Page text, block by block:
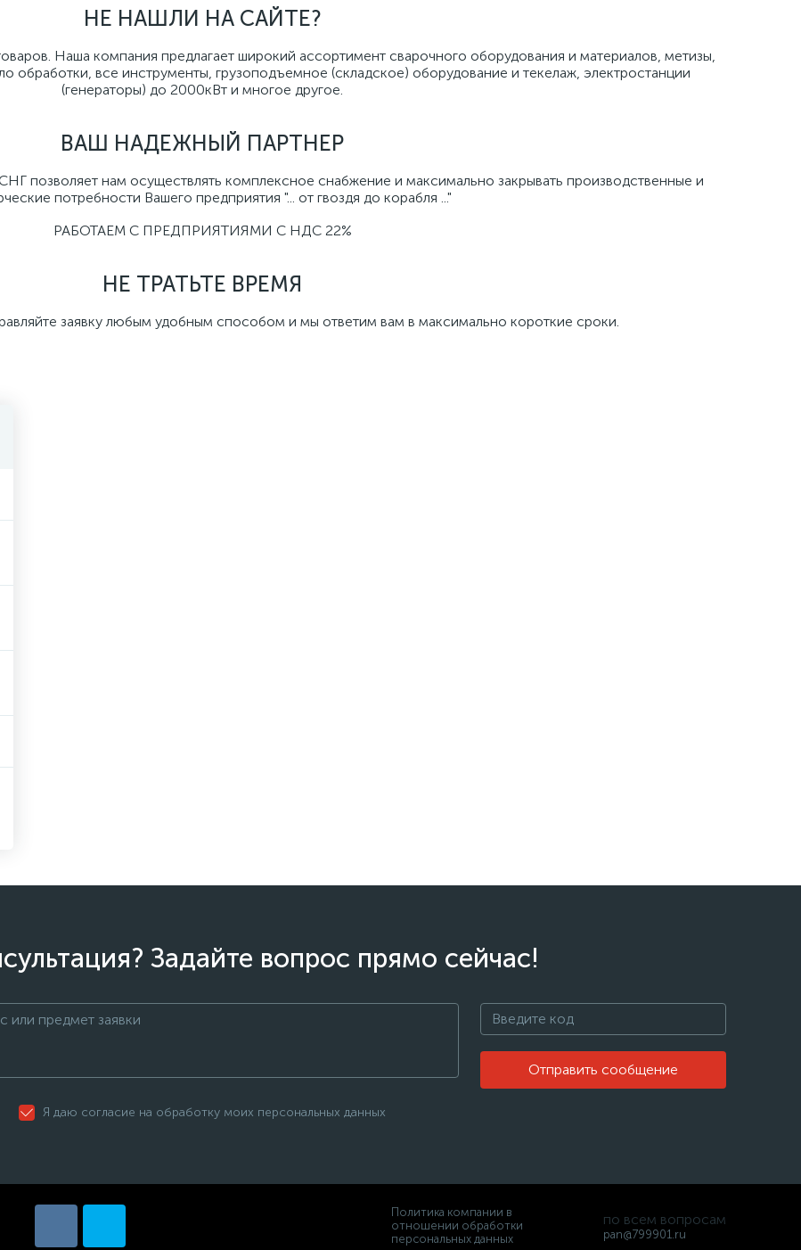
НЕ НАШЛИ НА САЙТЕ?
Наша компания предлагает широкий ассортимент сварочного оборудования и материалов, метизы,
обработки, все инструменты, грузоподъемное (складское) оборудование и текелаж, электростанции
(генераторы) до 2000кВт и многое другое.
ВАШ НАДЕЖНЫЙ ПАРТНЕР
позволяет нам осуществлять комплексное снабжение и максимально закрывать производственные и
потребности Вашего предприятия "... от гвоздя до корабля ..."
РАБОТАЕМ С ПРЕДПРИЯТИЯМИ С НДС 22%
НЕ ТРАТЬТЕ ВРЕМЯ
заявку любым удобным способом и мы ответим вам в максимально короткие сроки.
Задайте вопрос прямо сейчас!
Отправить сообщение
Я даю согласие на обработку моих персональных данных
Политика компании в
отношении обработки
персональных данных
по всем вопросам
pan@799901.ru